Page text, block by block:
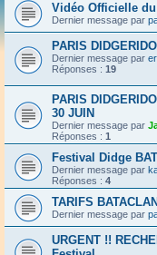
Vidéo Officielle du
Dernier message par
PARIS
Dernier message par
Réponses : 19
PARIS
30 JUIN
Dernier message par
Réponses : 1
Festival Didge
Dernier message par
Réponses : 4
TARIFS
Dernier message par
URGENT !!